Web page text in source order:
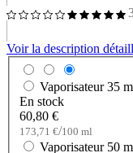
Voir la description
Vaporisateur 35
En stock
60,80 €
173,71 €/100 ml
Vaporisateur 50